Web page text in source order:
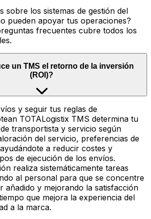
sobre los sistemas de gestión del
pueden apoyar tus operaciones?
frecuentes cubre todos los
un TMS el retorno de la inversión
(ROI)?
y seguir tus reglas de
TOTALogistix TMS determina tu
transportista y servicio según
del servicio, preferencias de
a reducir costes y
de ejecución de los envíos.
realiza sistemáticamente tareas
al personal para que se concentre
añadido y mejorando la satisfacción
que mejora la experiencia del
a la marca.